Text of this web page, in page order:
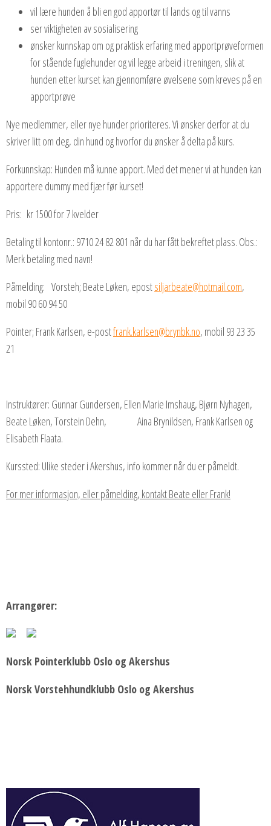
vil lære hunden å bli en god apportør til lands og til vanns
ser viktigheten av sosialisering
ønsker kunnskap om og praktisk erfaring med apportprøveformen
for stående fuglehunder og vil legge arbeid i treningen, slik at
hunden etter kurset kan gjennomføre øvelsene som kreves på en
apportprøve
Nye medlemmer, eller nye hunder prioriteres. Vi ønsker derfor at du
skriver litt om deg, din hund og hvorfor du ønsker å delta på kurs.
Forkunnskap: Hunden må kunne apport. Med det mener vi at hunden kan
apportere dummy med fjær før kurset!
Pris: kr 1500 for 7 kvelder
Betaling til kontonr.: 9710 24 82 801 når du har fått bekreftet plass. Obs.:
Merk betaling med navn!
Påmelding: Vorsteh; Beate Løken, epostsiljarbeate@hotmail.com,
mobil 90 60 94 50
Pointer; Frank Karlsen, e-postfrank.karlsen@brynbk.no, mobil 93 23 35
21
Instruktører: Gunnar Gundersen, Ellen Marie Imshaug, Bjørn Nyhagen,
Beate Løken, Torstein Dehn, Aina Brynildsen, Frank Karlsen og
Elisabeth Flaata.
Kurssted: Ulike steder i Akershus, info kommer når du er påmeldt.
For mer informasjon, eller påmelding, kontakt Beate eller Frank!
Arrangører:
Norsk Pointerklubb Oslo og Akershus
Norsk Vorstehhundklubb Oslo og Akershus